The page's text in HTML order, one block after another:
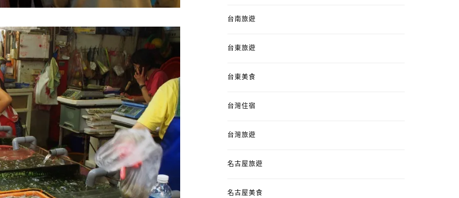
台南旅遊
台東旅遊
台東美食
台灣住宿
台灣旅遊
名古屋旅遊
名古屋美食